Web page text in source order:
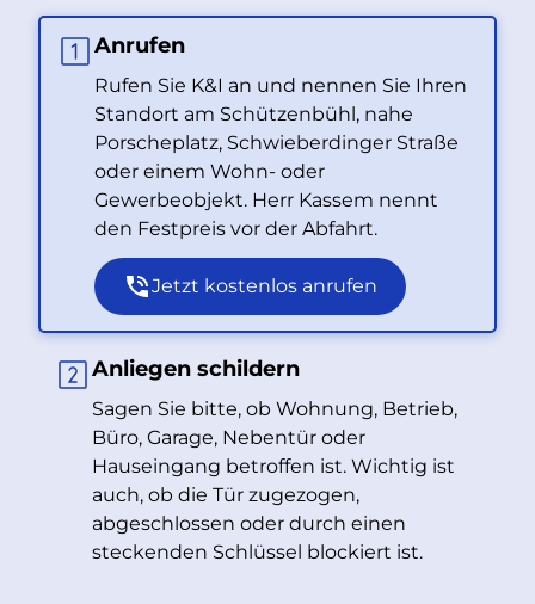
Anrufen
Rufen Sie K&I an und nennen Sie Ihren
Standort am Schützenbühl, nahe
Porscheplatz, Schwieberdinger Straße
oder einem Wohn- oder
Gewerbeobjekt. Herr Kassem nennt
den Festpreis vor der Abfahrt.
Jetzt kostenlos anrufen
Anliegen schildern
Sagen Sie bitte, ob Wohnung, Betrieb,
Büro, Garage, Nebentür oder
Hauseingang betroffen ist. Wichtig ist
auch, ob die Tür zugezogen,
abgeschlossen oder durch einen
steckenden Schlüssel blockiert ist.